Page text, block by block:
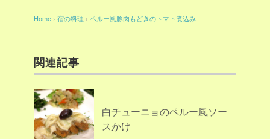
Home › 宿の料理 › ペルー風豚肉もどきのトマト煮込み
関連記事
白チューニョのペルー風ソー
スかけ